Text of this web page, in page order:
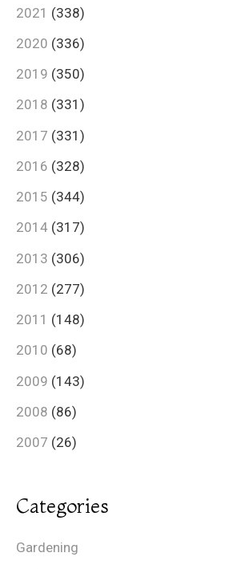
2021 (338)
2020 (336)
2019 (350)
2018 (331)
2017 (331)
2016 (328)
2015 (344)
2014 (317)
2013 (306)
2012 (277)
2011 (148)
2010 (68)
2009 (143)
2008 (86)
2007 (26)
Categories
Gardening